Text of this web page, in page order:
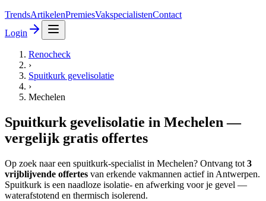
TrendsArtikelenPremiesVakspecialistenContact
Login
Renocheck
›
Spuitkurk gevelisolatie
›
Mechelen
Spuitkurk gevelisolatie in Mechelen —
vergelijk gratis offertes
Op zoek naareen spuitkurk-specialist in Mechelen? Ontvang tot 3
vrijblijvende offertes van erkende vakmannen actief in Antwerpen.
Spuitkurk is een naadloze isolatie- en afwerking voor je gevel —
waterafstotend en thermisch isolerend.